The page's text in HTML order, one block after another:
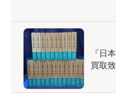
『日
買取